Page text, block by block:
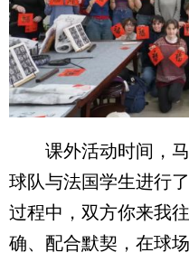
课外活动时间，马
球队与法国学生进行
过程中，双方你来我
确、配合默契，在球